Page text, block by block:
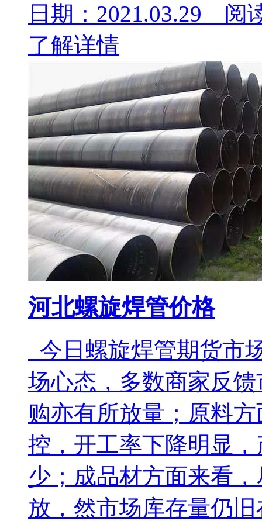
日期：2021.03.29 阅
了解详情
河北螺旋焊管价格
今日螺旋焊管期货市
场心态，多数商家反
购亦有所放量；原料
控，开工率下降明显
少；成品材方面来看
放，然市场库存量仍